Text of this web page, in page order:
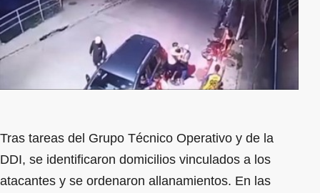
Tras tareas del Grupo Técnico Operativo y de la
DDI, se identificaron domicilios vinculados a los
atacantes y se ordenaron allanamientos. En las